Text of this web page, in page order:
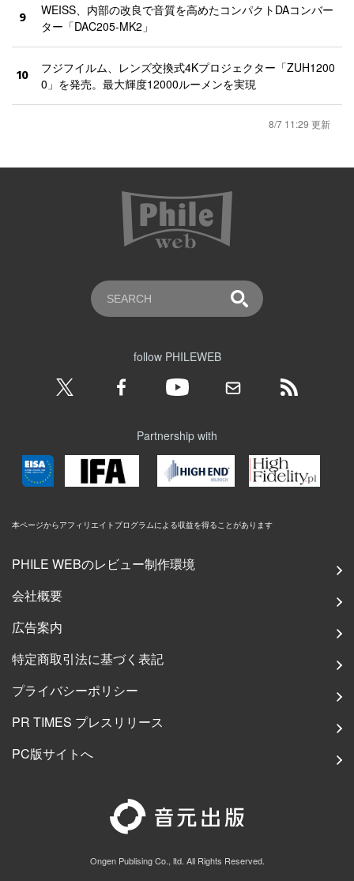
9
WEISS、内部の改良で音質を高めたコンパクトDAコンバー
ター「DAC205-MK2」
10
フジフイルム、レンズ交換式4Kプロジェクター「ZUH1200
0」を発売。最大輝度12000ルーメンを実現
8/7 11:29 更新
follow PHILEWEB
Partnership with
本ページからアフィリエイトプログラムによる収益を得ることがあります
PHILE WEBのレビュー制作環境
会社概要
広告案内
特定商取引法に基づく表記
プライバシーポリシー
PR TIMES プレスリリース
PC版サイトへ
Ongen Publising Co., ltd. All Rights Reserved.